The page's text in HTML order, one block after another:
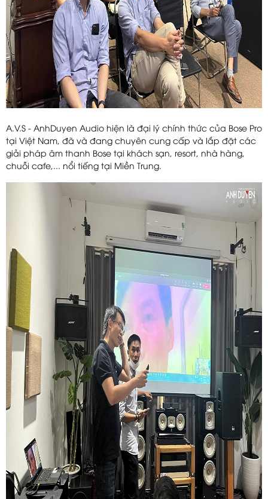
A.V.S - AnhDuyen Audio hiện là đại lý chính thức của Bose Pro
tại Việt Nam, đã và đang chuyên cung cấp và lắp đặt các
giải pháp âm thanh Bose tại khách sạn, resort, nhà hàng,
chuỗi cafe,... nổi tiếng tại Miền Trung.